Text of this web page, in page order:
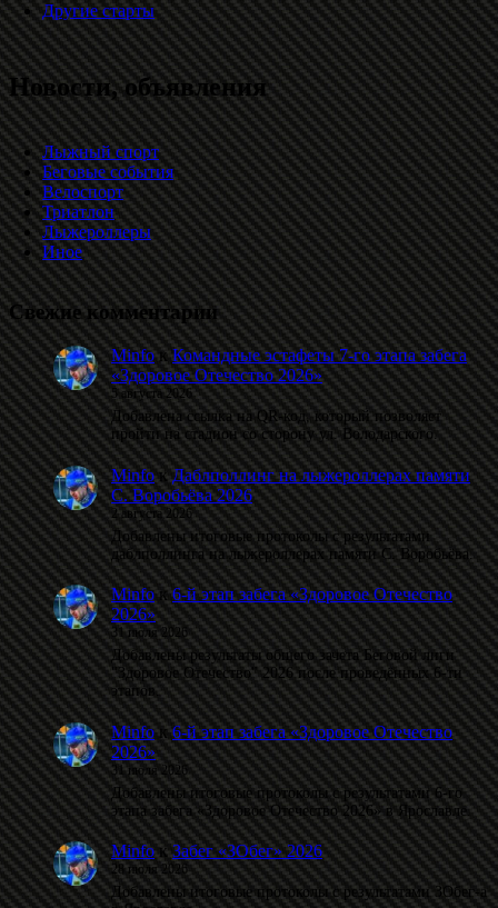
Другие старты
Новости, объявления
Лыжный спорт
Беговые события
Велоспорт
Триатлон
Лыжероллеры
Иное
Свежие комментарии
MinfoкКомандные эстафеты 7-го этапа забега
«Здоровое Отечество 2026»
5 августа 2026
Добавлена ссылка на QR-код, который позволяет
пройти на стадион со сторону ул. Володарского.
MinfoкДаблполлинг на лыжероллерах памяти
С. Воробьёва 2026
2 августа 2026
Добавлены итоговые протоколы с результатами
даблполлинга на лыжероллерах памяти С. Воробьёва.
Minfoк6-й этап забега «Здоровое Отечество
2026»
31 июля 2026
Добавлены результаты общего зачета Беговой лиги
"Здоровое Отечество" 2026 после проведённых 6-ти
этапов.
Minfoк6-й этап забега «Здоровое Отечество
2026»
31 июля 2026
Добавлены итоговые протоколы с результатами 6-го
этапа забега «Здоровое Отечество 2026» в Ярославле.
MinfoкЗабег «ЗОбег» 2026
28 июля 2026
Добавлены итоговые протоколы с результатами ЗОбег-а